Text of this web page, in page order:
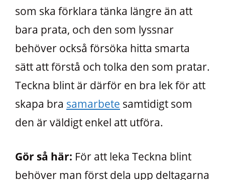
som ska förklara tänka längre än att
bara prata, och den som lyssnar
behöver också försöka hitta smarta
sätt att förstå och tolka den som pratar.
Teckna blint är därför en bra lek för att
skapa bra samarbete samtidigt som
den är väldigt enkel att utföra.
Gör så här: För att leka Teckna blint
behöver man först dela upp deltagarna